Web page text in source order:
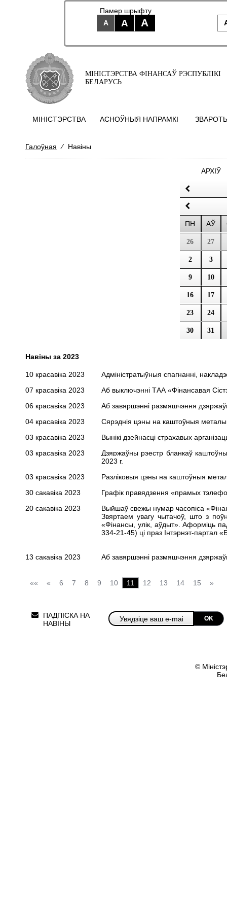
Памер шрыфту
A
A A
МІНІСТЭРСТВА ФІНАНСАЎ РЭСПУБЛІКІ
БЕЛАРУСЬ
МIНIСТЭРСТВА АСНОЎНЫЯ НАПРАМКI
Галоўная ⁄ Навіны
АРХІЎ
ПН АЎ
26 27
2 3
9 10
16 17
23 24
30 31
Навіны за 2023
10 красавіка 2023
Адміністратыўныя спагнанні,
07 красавіка 2023
Аб выключэнні ТАА «Фiнансавая
06 красавіка 2023
Аб завяршэнні размяшчэння
04 красавіка 2023
Сярэднія цэны на каштоўныя металы
03 красавіка 2023
Вынікі дзейнасці страхавых
03 красавіка 2023
Дзяржаўны рэестр бланкаў
2023 г.
03 красавіка 2023
Разліковыя цэны на каштоўныя
30 сакавіка 2023
Графік правядзення «прамых
20 сакавіка 2023
Выйшаў свежы нумар часопіса
Звяртаем увагу чытачоў, што з
«Фінансы, улік, аўдыт». Аформіць
334-21-45) цi праз Iнтэрнэт-партал
13 сакавіка 2023 Аб завяршэнні размяшчэння
«« « 6 7 8 9 10 11 12 13 14 15 »
ПАДПІСКА НА
НАВІНЫ
OK
©